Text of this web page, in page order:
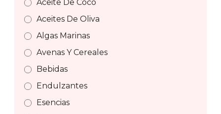
Aceite De Coco
Aceites De Oliva
Algas Marinas
Avenas Y Cereales
Bebidas
Endulzantes
Esencias